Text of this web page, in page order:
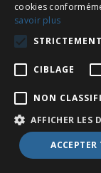
cookies
savoir plus
CIBLAGE
NON
AFFICHER LES
ACCEPTER